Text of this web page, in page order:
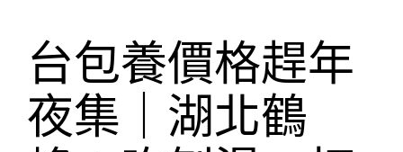
台包養價格趕年
夜集｜湖北鶴